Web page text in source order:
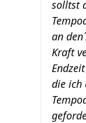
solltst
an
Kraft
die ich